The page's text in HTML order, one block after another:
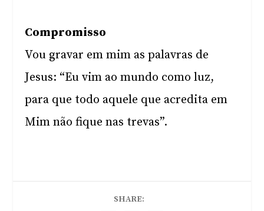
Compromisso
Vou gravar em mim as palavras de
Jesus: “Eu vim ao mundo como luz,
para que todo aquele que acredita em
Mim não fique nas trevas”.
SHARE: